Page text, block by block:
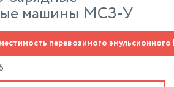
машины МСЗ-У
перевозимого эмульсионного